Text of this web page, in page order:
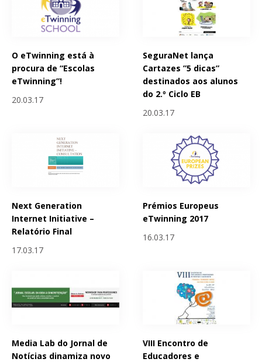
O eTwinning está à
procura de “Escolas
eTwinning”!
20.03.17
SeguraNet lança
Cartazes ”5 dicas”
destinados aos alunos
do 2.º Ciclo EB
20.03.17
Next Generation
Internet Initiative –
Relatório Final
17.03.17
Prémios Europeus
eTwinning 2017
16.03.17
Media Lab do Jornal de
Notícias dinamiza novo
VIII Encontro de
Educadores e